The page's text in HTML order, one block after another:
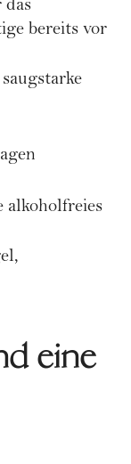
das
bereits vor
alkoholfreies
eine